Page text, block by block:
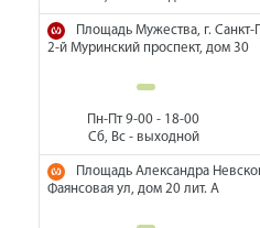
Площадь Мужества, г. Санкт-
2-й Муринский проспект, дом 30
Пн-Пт 9-00 - 18-00
Сб, Вс - выходной
Площадь Александра
Фаянсовая ул, дом 20 лит. А